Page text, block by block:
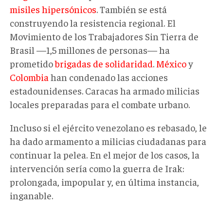
misiles hipersónicos. También se está
construyendo la resistencia regional. El
Movimiento de los Trabajadores Sin Tierra de
Brasil —1,5 millones de personas— ha
prometidobrigadas de solidaridad. Méxicoy
Colombia han condenado las acciones
estadounidenses. Caracas ha armado milicias
locales preparadas para el combate urbano.
Incluso si el ejército venezolano es rebasado, le
ha dado armamento a milicias ciudadanas para
continuar la pelea. En el mejor de los casos, la
intervención sería como la guerra de Irak:
prolongada, impopular y, en última instancia,
inganable.